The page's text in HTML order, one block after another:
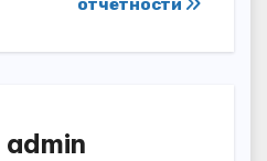
отчётности
admin